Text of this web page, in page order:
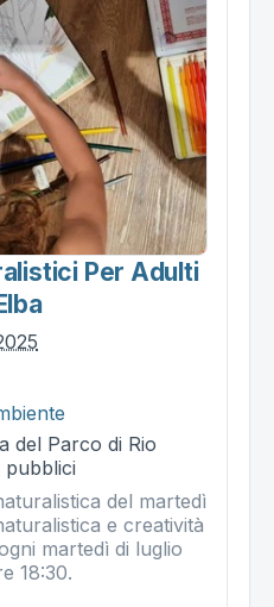
Per Adulti
del Parco di Rio
pubblici
del martedì
e creatività
martedì di luglio
18:30.